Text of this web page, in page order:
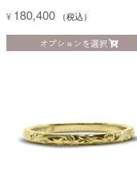
¥ 180,400 （税込）
オプションを選択